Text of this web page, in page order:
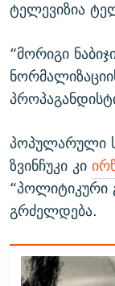
ტელევიზია
“მორიგი
პოპულარული
ზვინჩუკი კი
“პოლიტიკური
გრძელდება.